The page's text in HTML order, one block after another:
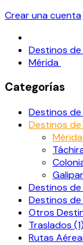
Crear una cuenta
Destinos
Mérida
Categorías
Destinos de
Destinos
Destinos de
Destinos
Otros
Traslados (1)
Rutas